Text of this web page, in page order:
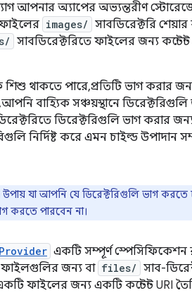
আপনার অ্যাপের অভ্যন্তরীণ
ফাইলের images/ সাবডিরেক্টরি
সাবডিরেক্টরিতে ফাইলের জন্য
থাকতে পারে, প্রতিটি ভাগ করার
আপনি বাহ্যিক সঞ্চয়স্থানে
ডিরেক্টরিগুলি ভাগ করার
নির্দিষ্ট করে এমন চাইল্ড উপাদান
যা আপনি যে ডিরেক্টরিগুলি ভাগ করতে
করতে পারবেন না।
একটি সম্পূর্ণ
ফাইলগুলির জন্য বা files/ সাব-
ফাইলের জন্য একটি কন্টেন্ট URI